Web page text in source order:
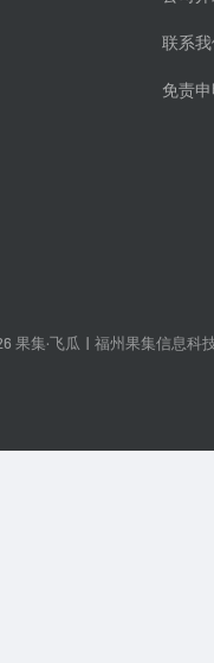
联系
免责
果集·飞瓜 福州果集信息科